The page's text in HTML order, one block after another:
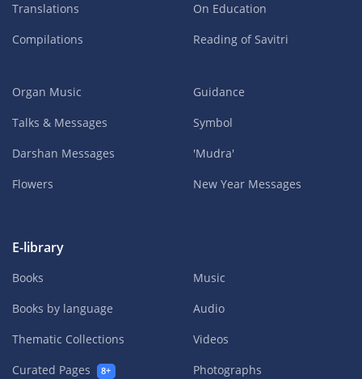
Translations
Compilations
On Education
Reading of Savitri
Organ Music
Talks & Messages
Darshan Messages
Flowers
Guidance
Symbol
'Mudra'
New Year Messages
E-library
Books
Books by language
Thematic Collections
Curated Pages
8+
Music
Audio
Videos
Photographs